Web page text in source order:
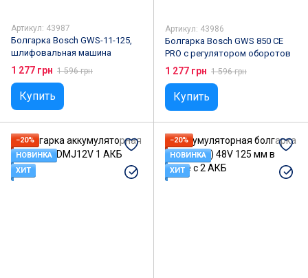
Артикул: 43987
Болгарка Bosch GWS-11-125,
шлифовальная машина
1 277 грн 1 596 грн
Купить
Артикул: 43986
Болгарка Bosch GWS 850 CE
PRO с регулятором оборотов
1 277 грн 1 596 грн
Купить
−20%
НОВИНКА
ХИТ
−20%
НОВИНКА
ХИТ